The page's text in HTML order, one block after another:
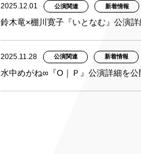
2025.12.01 公演関連 新着情報
鈴木竜×棚川寛子『いとなむ』公演
2025.11.28 公演関連 新着情報
水中めがね∞『O｜Ｐ』公演詳細を公